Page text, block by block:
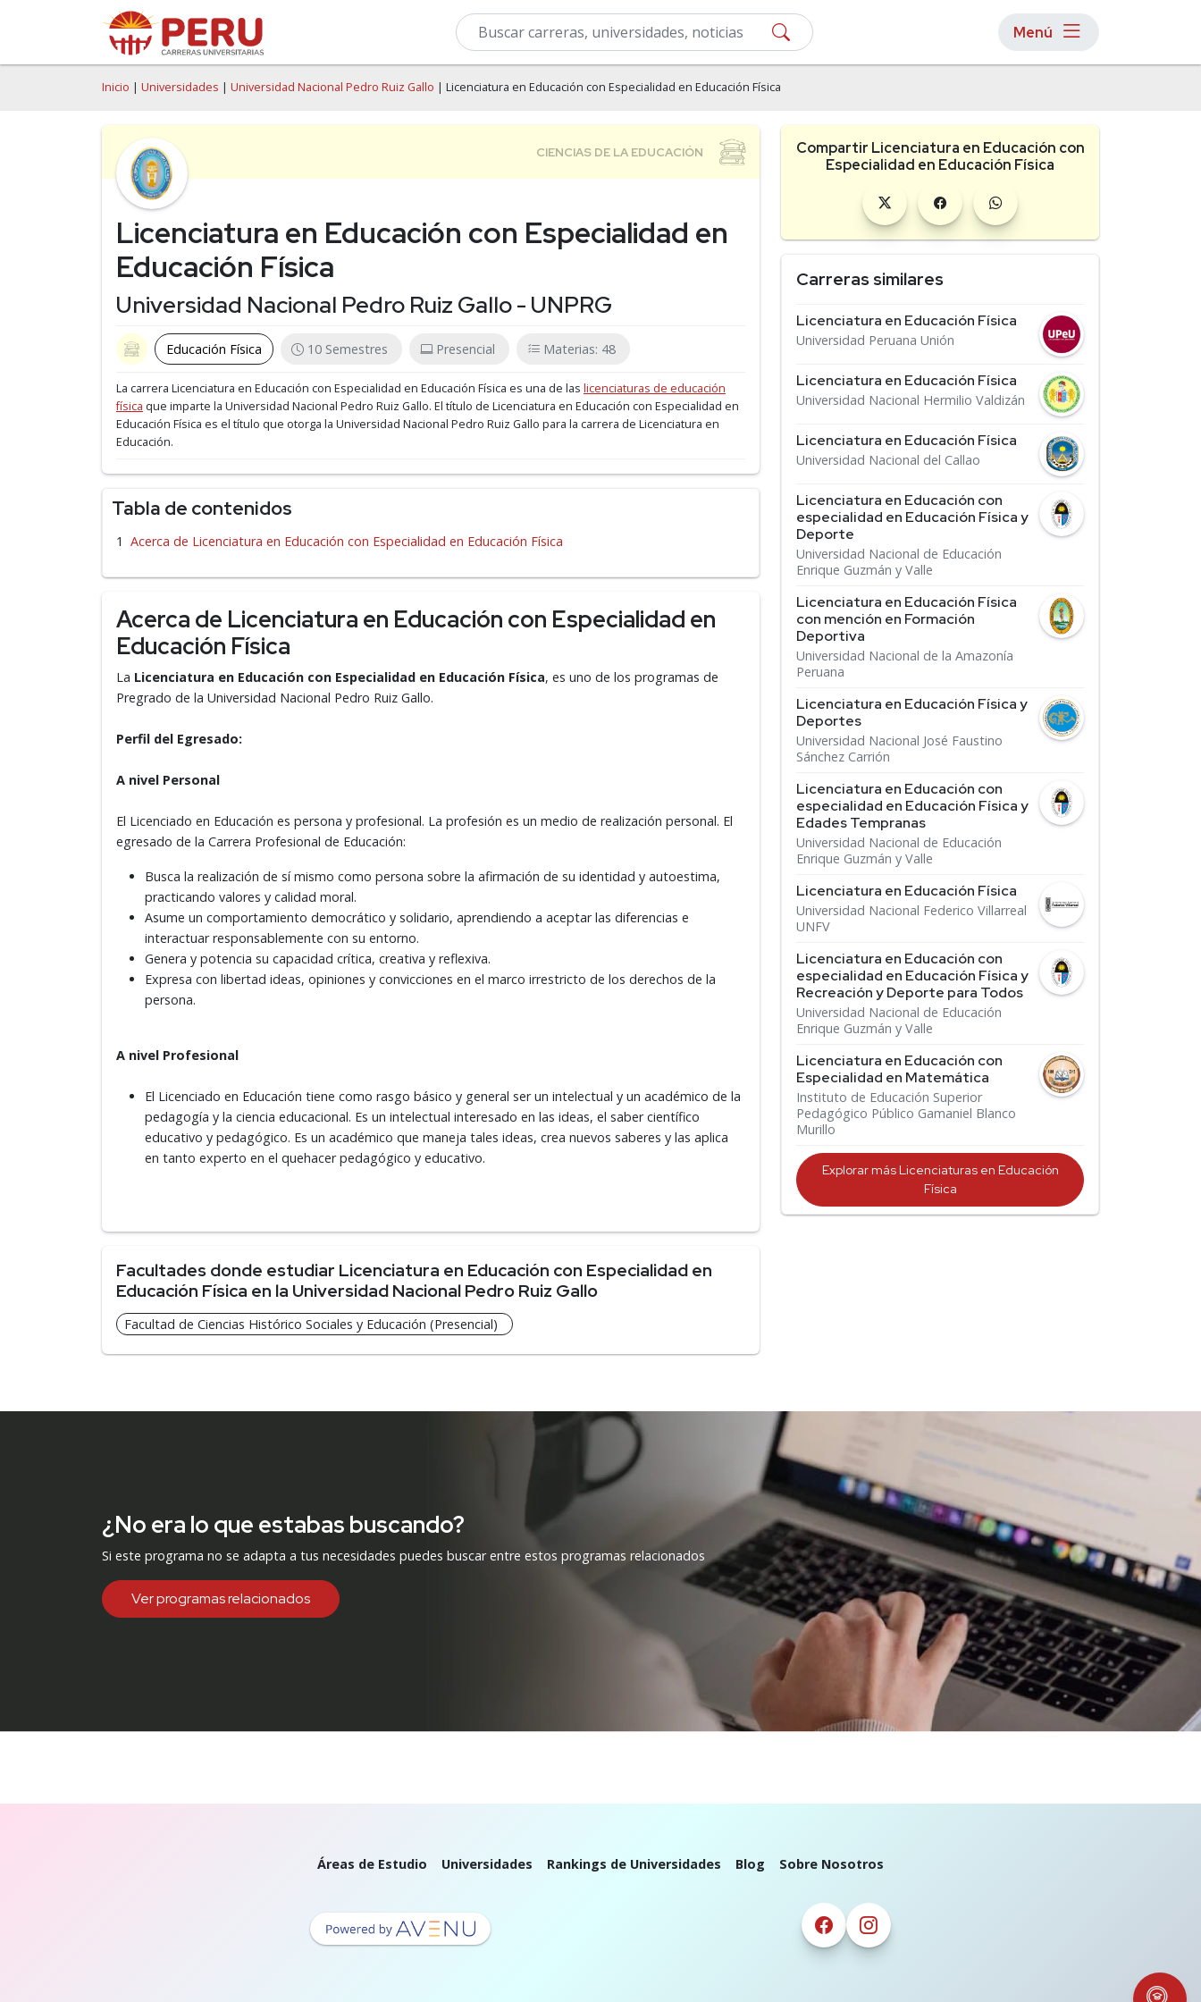
Menú
Inicio | Universidades | Universidad Nacional Pedro Ruiz Gallo | Licenciatura en Educación con Especialidad en Educación Física
Licenciatura en Educación con Especialidad en
Educación Física
Universidad Nacional Pedro Ruiz Gallo - UNPRG
Educación Física 10 Semestres Presencial Materias: 48
La carrera Licenciatura en Educación con Especialidad en Educación Física es una de las licenciaturas de educación
física que imparte la Universidad Nacional Pedro Ruiz Gallo. El título de Licenciatura en Educación con Especialidad en
Educación Física es el título que otorga la Universidad Nacional Pedro Ruiz Gallo para la carrera de Licenciatura en
Educación.
Tabla de contenidos
Acerca de Licenciatura en Educación con Especialidad en Educación Física
Acerca de Licenciatura en Educación con Especialidad en
Educación Física
La Licenciatura en Educación con Especialidad en Educación Física, es uno de los programas de
Pregrado de la Universidad Nacional Pedro Ruiz Gallo.
Perfil del Egresado:
A nivel Personal
El Licenciado en Educación es persona y profesional. La profesión es un medio de realización personal. El
egresado de la Carrera Profesional de Educación:
Busca la realización de sí mismo como persona sobre la afirmación de su identidad y autoestima,
practicando valores y calidad moral.
Asume un comportamiento democrático y solidario, aprendiendo a aceptar las diferencias e
interactuar responsablemente con su entorno.
Genera y potencia su capacidad crítica, creativa y reflexiva.
Expresa con libertad ideas, opiniones y convicciones en el marco irrestricto de los derechos de la
persona.
A nivel Profesional
El Licenciado en Educación tiene como rasgo básico y general ser un intelectual y un académico de la
pedagogía y la ciencia educacional. Es un intelectual interesado en las ideas, el saber científico
educativo y pedagógico. Es un académico que maneja tales ideas, crea nuevos saberes y las aplica
en tanto experto en el quehacer pedagógico y educativo.
Facultades donde estudiar Licenciatura en Educación con Especialidad en
Educación Física en la Universidad Nacional Pedro Ruiz Gallo
Facultad de Ciencias Histórico Sociales y Educación (Presencial)
Compartir Licenciatura en Educación con
Especialidad en Educación Física
Carreras similares
Licenciatura en Educación Física
Universidad Peruana Unión
Licenciatura en Educación Física
Universidad Nacional Hermilio Valdizán
Licenciatura en Educación Física
Universidad Nacional del Callao
Licenciatura en Educación con
especialidad en Educación Física y
Deporte
Universidad Nacional de Educación
Enrique Guzmán y Valle
Licenciatura en Educación Física
con mención en Formación
Deportiva
Universidad Nacional de la Amazonía
Peruana
Licenciatura en Educación Física y
Deportes
Universidad Nacional José Faustino
Sánchez Carrión
Licenciatura en Educación con
especialidad en Educación Física y
Edades Tempranas
Universidad Nacional de Educación
Enrique Guzmán y Valle
Licenciatura en Educación Física
Universidad Nacional Federico Villarreal
UNFV
Licenciatura en Educación con
especialidad en Educación Física y
Recreación y Deporte para Todos
Universidad Nacional de Educación
Enrique Guzmán y Valle
Licenciatura en Educación con
Especialidad en Matemática
Instituto de Educación Superior
Pedagógico Público Gamaniel Blanco
Murillo
Explorar más Licenciaturas en Educación
Física
¿No era lo que estabas buscando?
Si este programa no se adapta a tus necesidades puedes buscar entre estos programas relacionados
Ver programas relacionados
Áreas de Estudio Universidades Rankings de Universidades Blog Sobre Nosotros